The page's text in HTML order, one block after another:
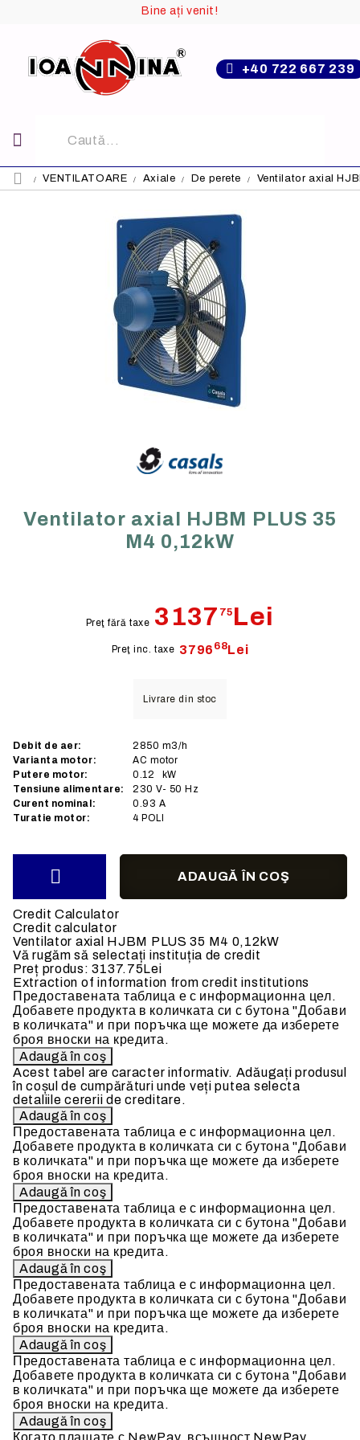
Bine ați venit!
+40 722 667 239
VENTILATOARE Axiale De perete Ventilator axial
Ventilator axial HJBM PLUS 35
M4 0,12kW
Preţ fără taxe 3137 75 Lei
Preţ inc. taxe 3796 68Lei
Livrare din stoc
Debit de aer: 2850 m3/h
Varianta motor:
AC motor
Putere motor:
0.12
kW
Tensiune alimentare:
230V- 50 Hz
Curent nominal:
0.93 A
Turatie motor:
4 POLI
Credit Calculator
Credit calculator
Ventilator axial HJBM PLUS 35 M4 0,12kW
Vă rugăm să selectați instituția de credit
Preț produs: 3137.75Lei
Extraction of information from credit institutions
Предоставената таблица е с информационна цел.
Добавете продукта в количката си с бутона "Добави
в количката" и при поръчка ще можете да изберете
броя вноски на кредита.
Acest tabel are caracter informativ. Adăugați produsul
în coșul de cumpărături unde veți putea selecta
detaliile cererii de creditare.
Предоставената таблица е с информационна цел.
Добавете продукта в количката си с бутона "Добави
в количката" и при поръчка ще можете да изберете
броя вноски на кредита.
Предоставената таблица е с информационна цел.
Добавете продукта в количката си с бутона "Добави
в количката" и при поръчка ще можете да изберете
броя вноски на кредита.
Предоставената таблица е с информационна цел.
Добавете продукта в количката си с бутона "Добави
в количката" и при поръчка ще можете да изберете
броя вноски на кредита.
Предоставената таблица е с информационна цел.
Добавете продукта в количката си с бутона "Добави
в количката" и при поръчка ще можете да изберете
броя вноски на кредита.